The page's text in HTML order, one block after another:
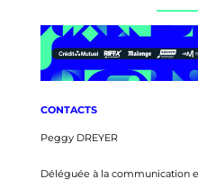
CONTACTS
Peggy DREYER
Déléguée à la communication